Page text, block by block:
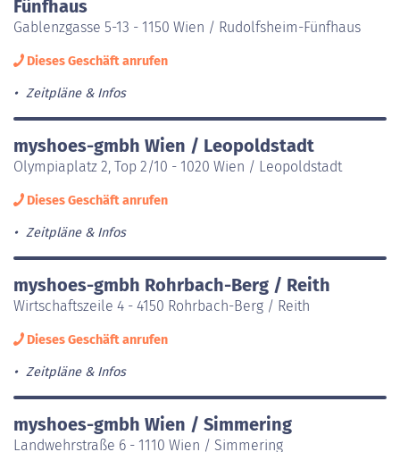
Fünfhaus
Gablenzgasse 5-13 - 1150 Wien / Rudolfsheim-Fünfhaus
Dieses Geschäft anrufen
Zeitpläne & Infos
myshoes-gmbh Wien / Leopoldstadt
Olympiaplatz 2, Top 2/10 - 1020 Wien / Leopoldstadt
Dieses Geschäft anrufen
Zeitpläne & Infos
myshoes-gmbh Rohrbach-Berg / Reith
Wirtschaftszeile 4 - 4150 Rohrbach-Berg / Reith
Dieses Geschäft anrufen
Zeitpläne & Infos
myshoes-gmbh Wien / Simmering
Landwehrstraße 6 - 1110 Wien / Simmering